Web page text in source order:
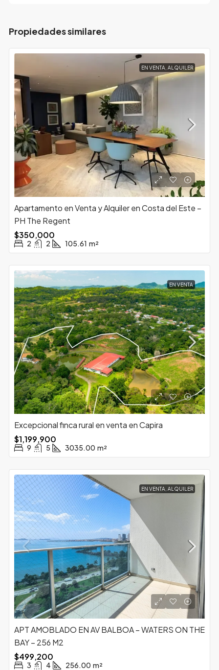
Propiedades similares
EN VENTA, ALQUILER
Apartamento en Venta y Alquiler en Costa del Este –
PH The Regent
$350,000
2 2 105.61 m²
EN VENTA
Excepcional finca rural en venta en Capira
$1,199,900
9 5 3035.00 m²
EN VENTA, ALQUILER
APT AMOBLADO EN AV BALBOA – WATERS ON THE
BAY – 256 M2
$499,200
3 4 256.00 m²